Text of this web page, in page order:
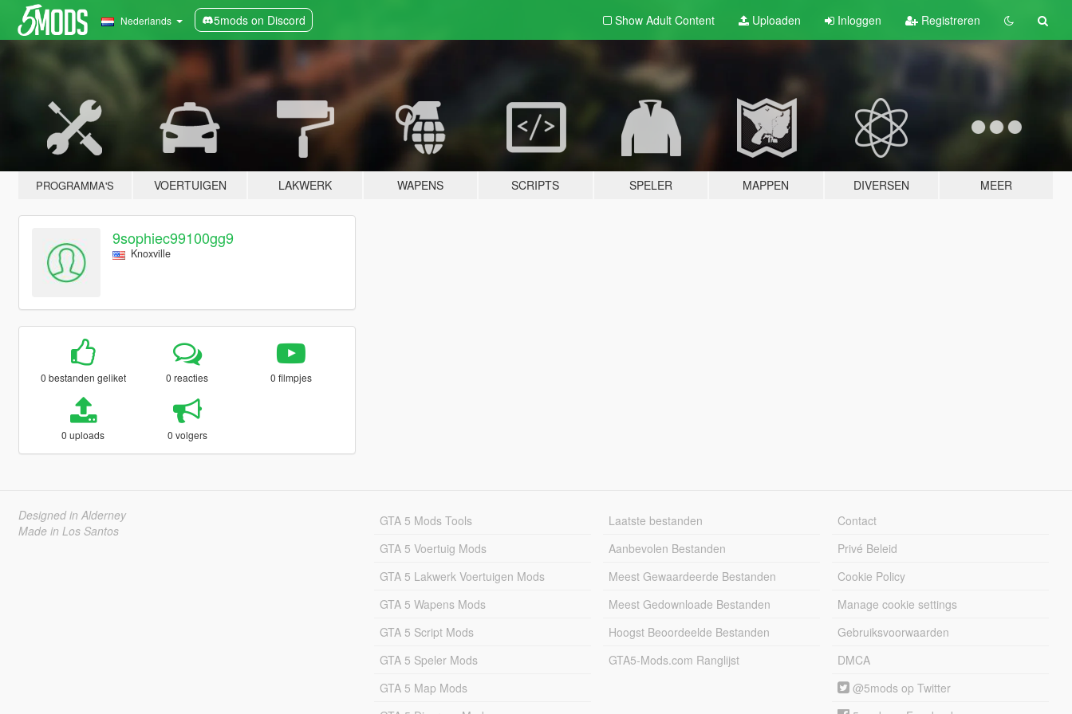
Nederlands 5mods on Discord Show Adult Content Uploaden Inloggen Registreren
PROGRAMMA'S VOERTUIGEN LAKWERK WAPENS SCRIPTS SPELER MAPPEN DIVERSEN MEER
9sophiec99100gg9
Knoxville
0 bestanden geliket 0 reacties 0 filmpjes
0 uploads 0 volgers
Designed in Alderney
Made in Los Santos
GTA 5 Mods Tools
GTA 5 Voertuig Mods
GTA 5 Lakwerk Voertuigen Mods
GTA 5 Wapens Mods
GTA 5 Script Mods
GTA 5 Speler Mods
GTA 5 Map Mods
Laatste bestanden
Aanbevolen Bestanden
Meest Gewaardeerde Bestanden
Meest Gedownloade Bestanden
Hoogst Beoordeelde Bestanden
GTA5-Mods.com Ranglijst
Contact
Privé Beleid
Cookie Policy
Manage cookie settings
Gebruiksvoorwaarden
DMCA
@5mods op Twitter